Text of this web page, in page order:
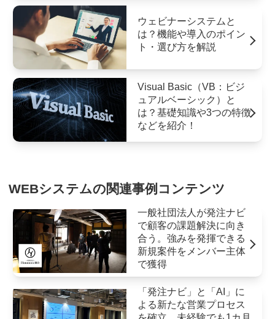
ウェビナーシステムと
は？機能や導入のポイン
ト・選び方を解説
Visual Basic（VB：ビジ
ュアルベーシック）と
は？基礎知識や3つの特徴
などを紹介！
WEBシステムの関連事例コンテンツ
一般社団法人が発注ナビ
で顧客の課題解決に向き
合う。強みを発揮できる
新規案件をメンバー主体
で獲得
「発注ナビ」と「AI」に
よる新たな営業プロセス